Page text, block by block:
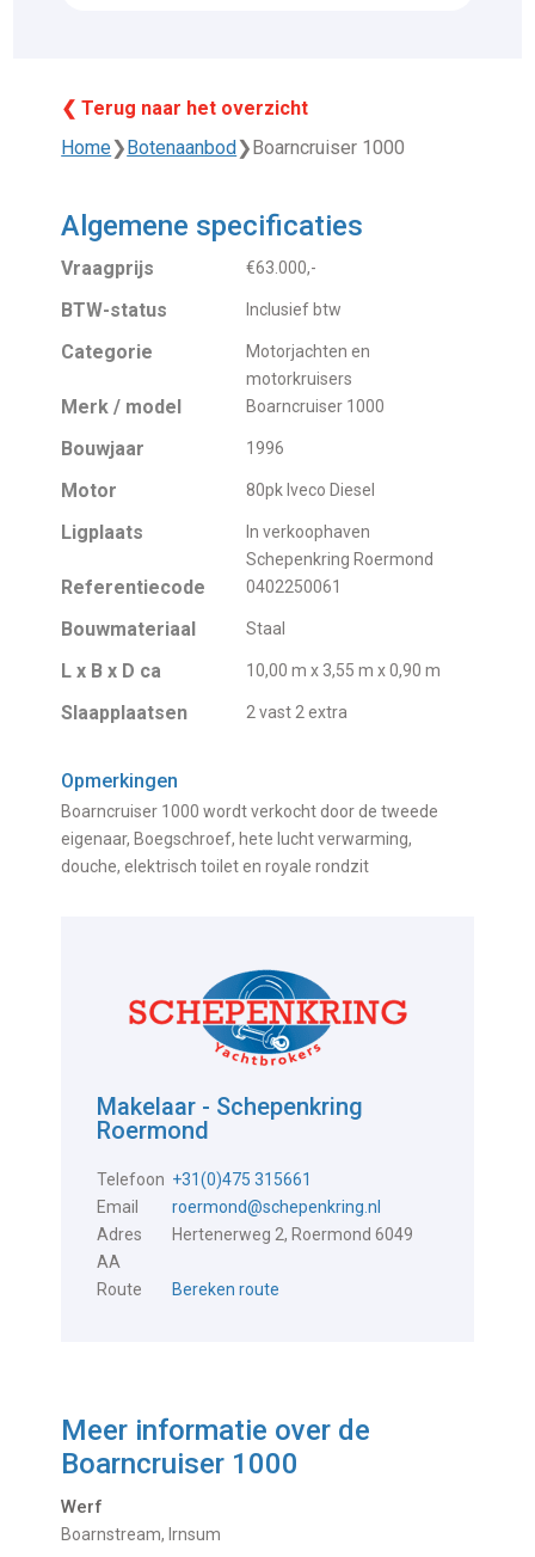
❮ Terug naar het overzicht
Home❯ Botenaanbod ❯ Boarncruiser 1000
Algemene specificaties
Vraagprijs €63.000,-
BTW-status Inclusief btw
Categorie
Motorjachten en
motorkruisers
Merk / model Boarncruiser 1000
Bouwjaar 1996
Motor 80pk Iveco Diesel
Ligplaats
In verkoophaven
Schepenkring Roermond
Referentiecode 0402250061
Bouwmateriaal Staal
L x B x D ca 10,00 m x 3,55 m x 0,90 m
Slaapplaatsen 2 vast 2 extra
Opmerkingen
Boarncruiser 1000 wordt verkocht door de tweede
eigenaar, Boegschroef, hete lucht verwarming,
douche, elektrisch toilet en royale rondzit
Makelaar - Schepenkring
Roermond
Telefoon +31(0)475 315661
Email
roermond@schepenkring.nl
Adres
Hertenerweg 2, Roermond 6049
AA
Route
Bereken route
Meer informatie over de
Boarncruiser 1000
Werf
Boarnstream, Irnsum